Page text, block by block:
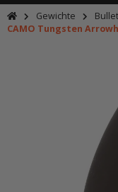
Gewichte
CAMO Tungsten